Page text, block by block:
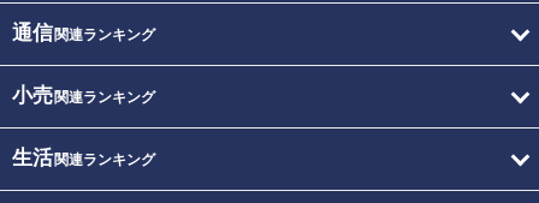
通信関連ランキング
小売関連ランキング
生活関連ランキング